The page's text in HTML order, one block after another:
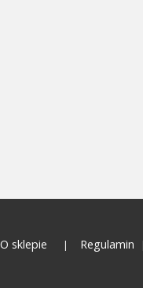
O sklepie Regulamin